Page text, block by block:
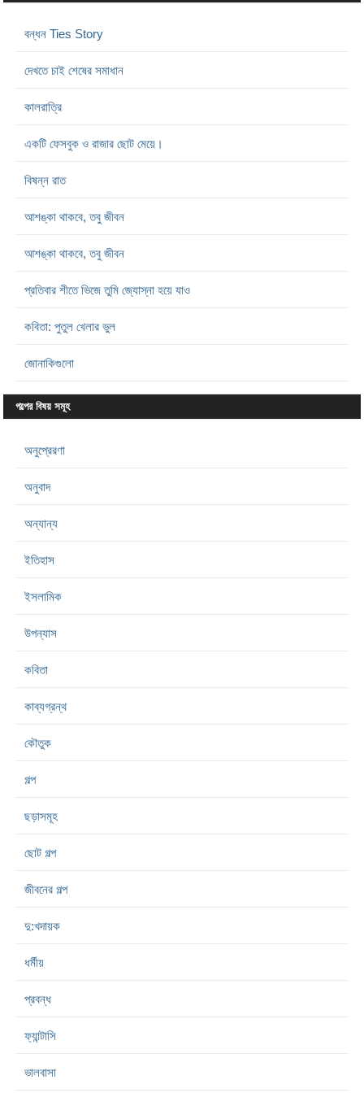
বন্ধন Ties Story
দেখতে চাই শেষের সমাধান
কালরাত্রি
একটি ফেসবুক ও রাজার ছোট মেয়ে।
বিষন্ন রাত
আশঙ্কা থাকবে, তবু জীবন
আশঙ্কা থাকবে, তবু জীবন
প্রতিবার শীতে ভিজে তুমি জ্যোস্না হয়ে যাও
কবিতা: পুতুল খেলার ভুল
জোনাকিগুলো
গল্পের বিষয় সমূহ
অনুপ্রেরণা
অনুবাদ
অন্যান্য
ইতিহাস
ইসলামিক
উপন্যাস
কবিতা
কাব্যগ্রন্থ
কৌতুক
গল্প
ছড়াসমূহ
ছোট গল্প
জীবনের গল্প
দু:খদায়ক
ধর্মীয়
প্রবন্ধ
ফ্যান্টাসি
ভালবাসা